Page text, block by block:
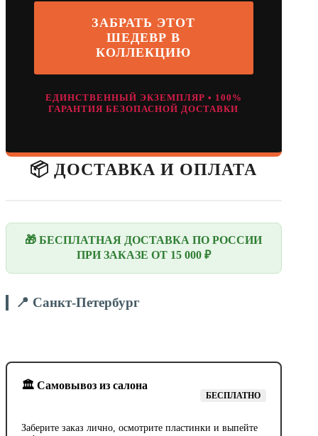
ЗАБРАТЬ ЭТОТ
ШЕДЕВР В
КОЛЛЕКЦИЮ
ЕДИНСТВЕННЫЙ ЭКЗЕМПЛЯР • 100%
ГАРАНТИЯ БЕЗОПАСНОЙ ДОСТАВКИ
📦 ДОСТАВКА И ОПЛАТА
🎁 БЕСПЛАТНАЯ ДОСТАВКА ПО РОССИИ
ПРИ ЗАКАЗЕ ОТ 15 000 ₽
📍 Санкт-Петербург
🏛️ Самовывоз из салона
БЕСПЛАТНО
Заберите заказ лично, осмотрите пластинки и выпейте